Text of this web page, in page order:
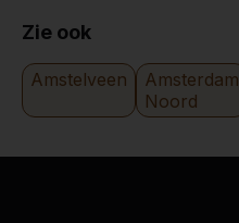
Zie ook
Amstelveen
Amsterdam
Noord